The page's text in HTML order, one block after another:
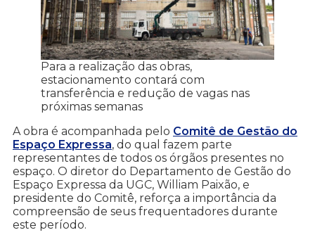
Para a realização das obras,
estacionamento contará com
transferência e redução de vagas nas
próximas semanas
A obra é acompanhada pelo Comitê de Gestão do
Espaço Expressa, do qual fazem parte
representantes de todos os órgãos presentes no
espaço. O diretor do Departamento de Gestão do
Espaço Expressa da UGC, William Paixão, e
presidente do Comitê, reforça a importância da
compreensão de seus frequentadores durante
este período.